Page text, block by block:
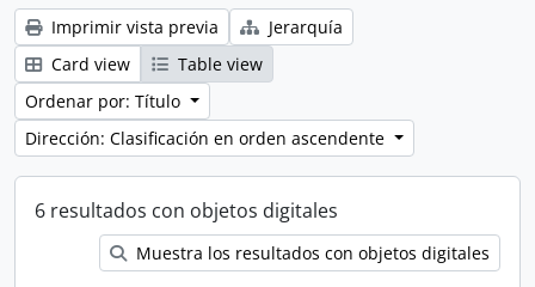
Imprimir vista previa
Jerarquía
Card view
Table view
Ordenar por: Título
Dirección: Clasificación en orden ascendente
6 resultados con objetos digitales
Muestra los resultados con objetos digitales